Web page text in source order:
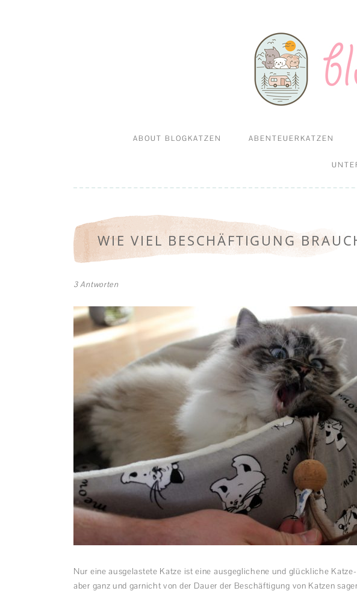
Blogkatzen
ABOUT BLOGKATZEN ABENTEUERKATZEN
GASSI GEHEN UND
WIE VIEL BESCHÄFTIGUNG
3 Antworten
Nur eine ausgelastete Katze ist eine ausgeglichene und glückliche
aber ganz und garnicht von der Dauer der Beschäftigung von Katzen